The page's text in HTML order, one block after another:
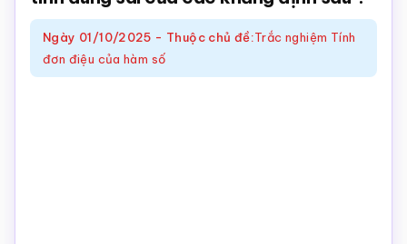
Toán
online
Ngày 01/10/2025 - Thuộc chủ đề:Trắc nghiệm Tính
đơn điệu của hàm số